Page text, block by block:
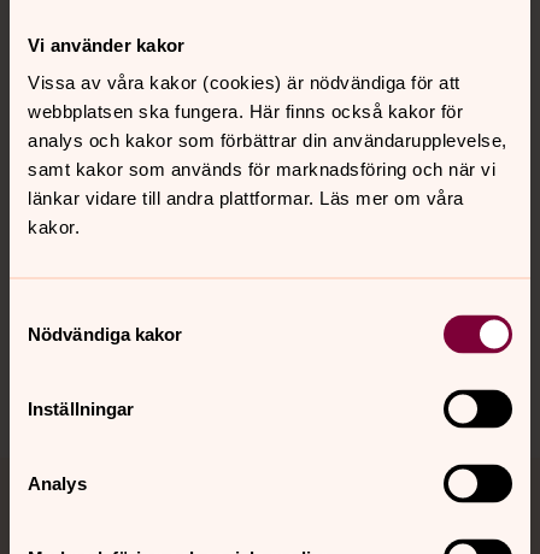
Vi använder kakor
Vissa av våra kakor (cookies) är nödvändiga för att
webbplatsen ska fungera. Här finns också kakor för
analys och kakor som förbättrar din användarupplevelse,
samt kakor som används för marknadsföring och när vi
länkar vidare till andra plattformar. Läs mer om våra
kakor.
Nödvändiga kakor
Inställningar
Analys
Kontakt
Kalender
Hitta snabbt
Sociala kanaler